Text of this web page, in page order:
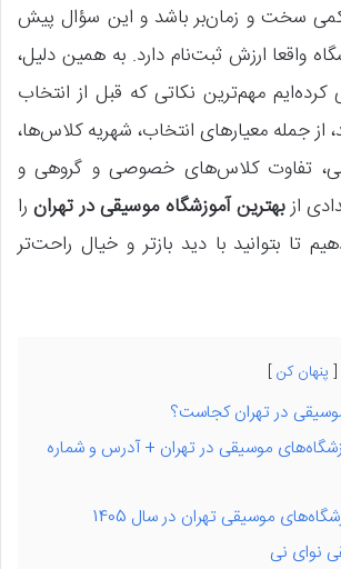
سخت و زمان‌بر باشد و این سؤال پیش
واقعا ارزش ثبت‌نام دارد. به همین دلیل،
مهم‌ترین نکاتی که قبل از انتخاب
از جمله معیارهای انتخاب، شهریه کلاس‌ها،
تفاوت کلاس‌های خصوصی و گروهی و
ازبهترین آموزشگاه‌ موسیقی در تهران را
تا بتوانید با دید بازتر و خیال راحت‌تر
پنهان کن
در تهران کجاست؟
موسیقی در تهران + آدرس و شماره
موسیقی تهران در سال 1405
نوای نی